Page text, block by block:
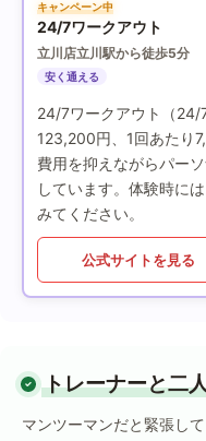
キャンペーン中
24/7ワークアウト
立川店立川駅から徒歩5分
安く通える
24/7ワークアウト（24/
123,200円、1回あたり
費用を抑えながらパー
しています。体験時に
みてください。
公式サイトを見る
トレーナーと二
マンツーマンだと緊張し